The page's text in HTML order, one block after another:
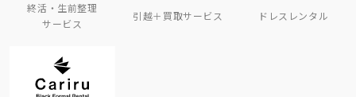
終活・生前整理
サービス
引越＋買取サービス ドレスレンタル